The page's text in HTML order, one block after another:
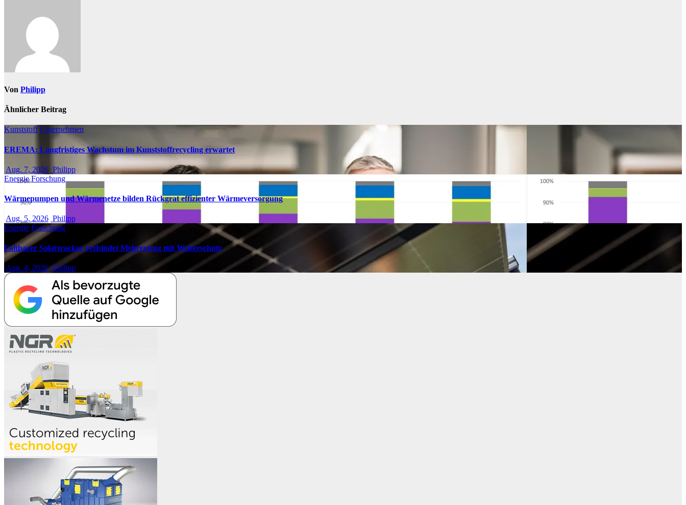
Von Philipp
Ähnlicher Beitrag
Kunststoff Unternehmen
EREMA: Langfristiges Wachstum im Kunststoffrecycling erwartet
Aug. 7, 2026 Philipp
Energie Forschung
Wärmepumpen und Wärmenetze bilden Rückgrat effizienter Wärmeversorgung
Aug. 5, 2026 Philipp
Energie Forschung
Faltbarer Solartracker verbindet Mehrertrag mit Wetterschutz
Aug. 4, 2026 Philipp